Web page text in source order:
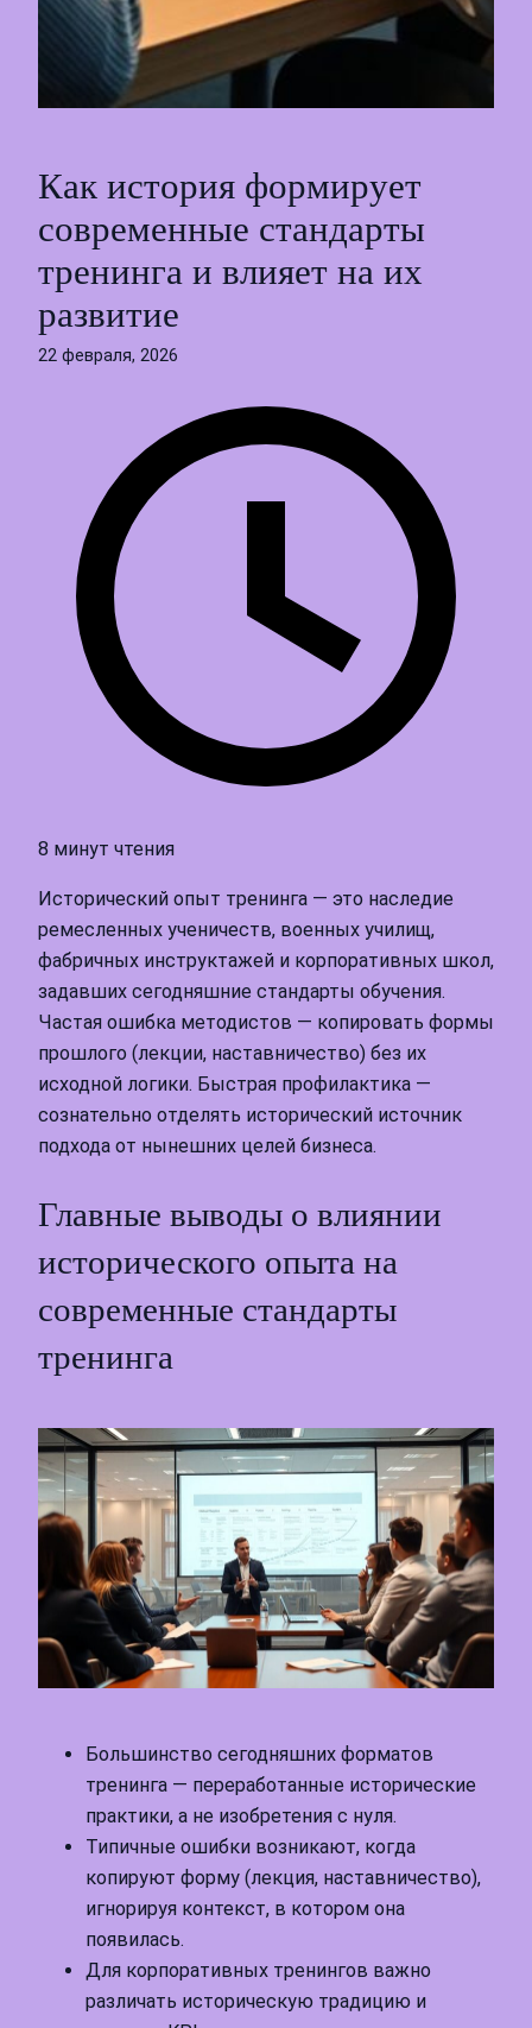
Как история формирует
современные стандарты
тренинга и влияет на их
развитие
22 февраля, 2026
8 минут чтения
Исторический опыт тренинга — это наследие
ремесленных ученичеств, военных училищ,
фабричных инструктажей и корпоративных школ,
задавших сегодняшние стандарты обучения.
Частая ошибка методистов — копировать формы
прошлого (лекции, наставничество) без их
исходной логики. Быстрая профилактика —
сознательно отделять исторический источник
подхода от нынешних целей бизнеса.
Главные выводы о влиянии
исторического опыта на
современные стандарты
тренинга
Большинство сегодняшних форматов
тренинга — переработанные исторические
практики, а не изобретения с нуля.
Типичные ошибки возникают, когда
копируют форму (лекция, наставничество),
игнорируя контекст, в котором она
появилась.
Для корпоративных тренингов важно
различать историческую традицию и